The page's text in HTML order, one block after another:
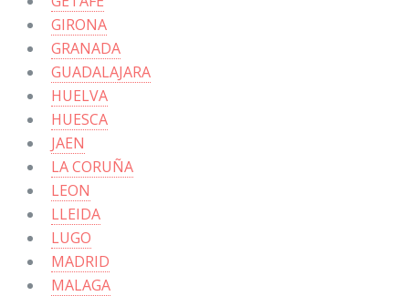
GIRONA
GRANADA
GUADALAJARA
HUELVA
HUESCA
JAEN
LA CORUÑA
LEON
LLEIDA
LUGO
MADRID
MALAGA